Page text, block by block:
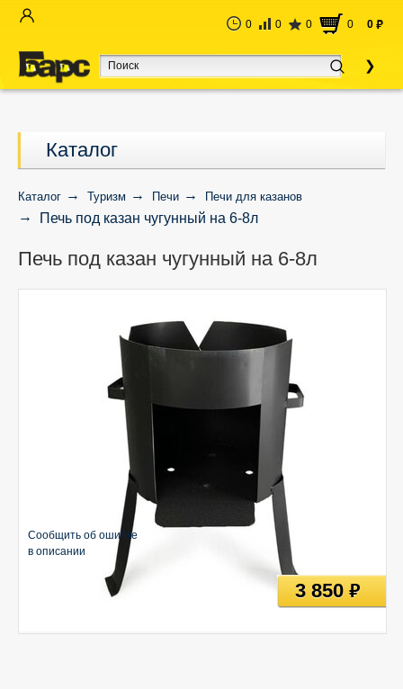
0 0 0 0 0 руб
Каталог
Каталог Туризм Печи Печи для казанов
Печь под казан чугунный на 6-8л
Печь под казан чугунный на 6-8л
Сообщить об ошибке
в описании
3 850руб